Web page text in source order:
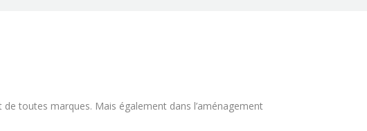
toutes marques. Mais également dans l’aménagement